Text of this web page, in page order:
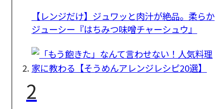
【レンジだけ】ジュワッと肉汁が絶品。柔らか
ジューシー『はちみつ味噌チャーシュウ』
2